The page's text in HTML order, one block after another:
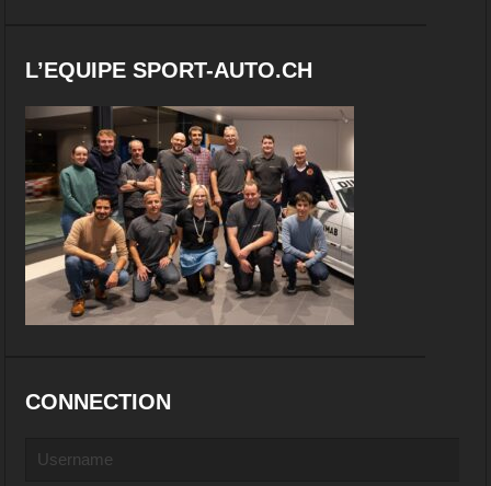
L’EQUIPE SPORT-AUTO.CH
CONNECTION